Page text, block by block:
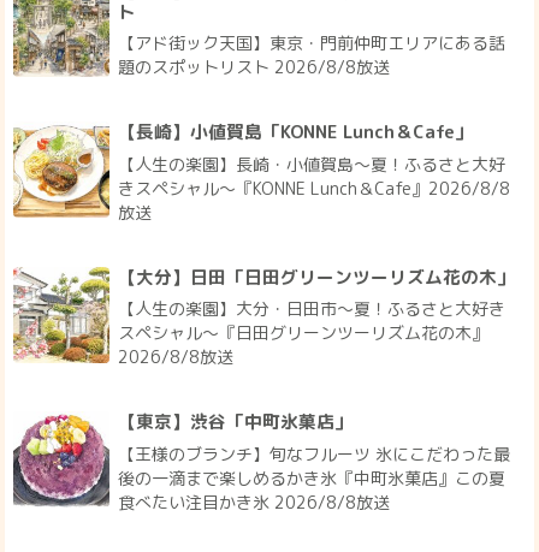
ト
【アド街ック天国】東京・門前仲町エリアにある話
題のスポットリスト 2026/8/8放送
【長崎】小値賀島「KONNE Lunch＆Cafe」
【人生の楽園】長崎・小値賀島～夏！ふるさと大好
きスペシャル～『KONNE Lunch＆Cafe』2026/8/8
放送
【大分】日田「日田グリーンツーリズム花の木」
【人生の楽園】大分・日田市～夏！ふるさと大好き
スペシャル～『日田グリーンツーリズム花の木』
2026/8/8放送
【東京】渋谷「中町氷菓店」
【王様のブランチ】旬なフルーツ 氷にこだわった最
後の一滴まで楽しめるかき氷『中町氷菓店』この夏
食べたい注目かき氷 2026/8/8放送